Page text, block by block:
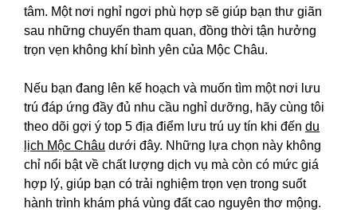
tâm. Một nơi nghỉ ngơi phù hợp sẽ giúp bạn thư giãn
sau những chuyến tham quan, đồng thời tận hưởng
trọn vẹn không khí bình yên của Mộc Châu.
Nếu bạn đang lên kế hoạch và muốn tìm một nơi lưu
trú đáp ứng đầy đủ nhu cầu nghỉ dưỡng, hãy cùng tôi
theo dõi gợi ý top 5 địa điểm lưu trú uy tín khi đến du
lịch Mộc Châu dưới đây. Những lựa chọn này không
chỉ nổi bật về chất lượng dịch vụ mà còn có mức giá
hợp lý, giúp bạn có trải nghiệm trọn vẹn trong suốt
hành trình khám phá vùng đất cao nguyên thơ mộng.